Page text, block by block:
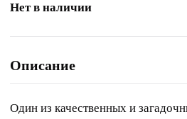
Нет в наличии
Описание
Один из качественных и